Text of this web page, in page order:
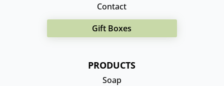
Contact
Gift Boxes
PRODUCTS
Soap